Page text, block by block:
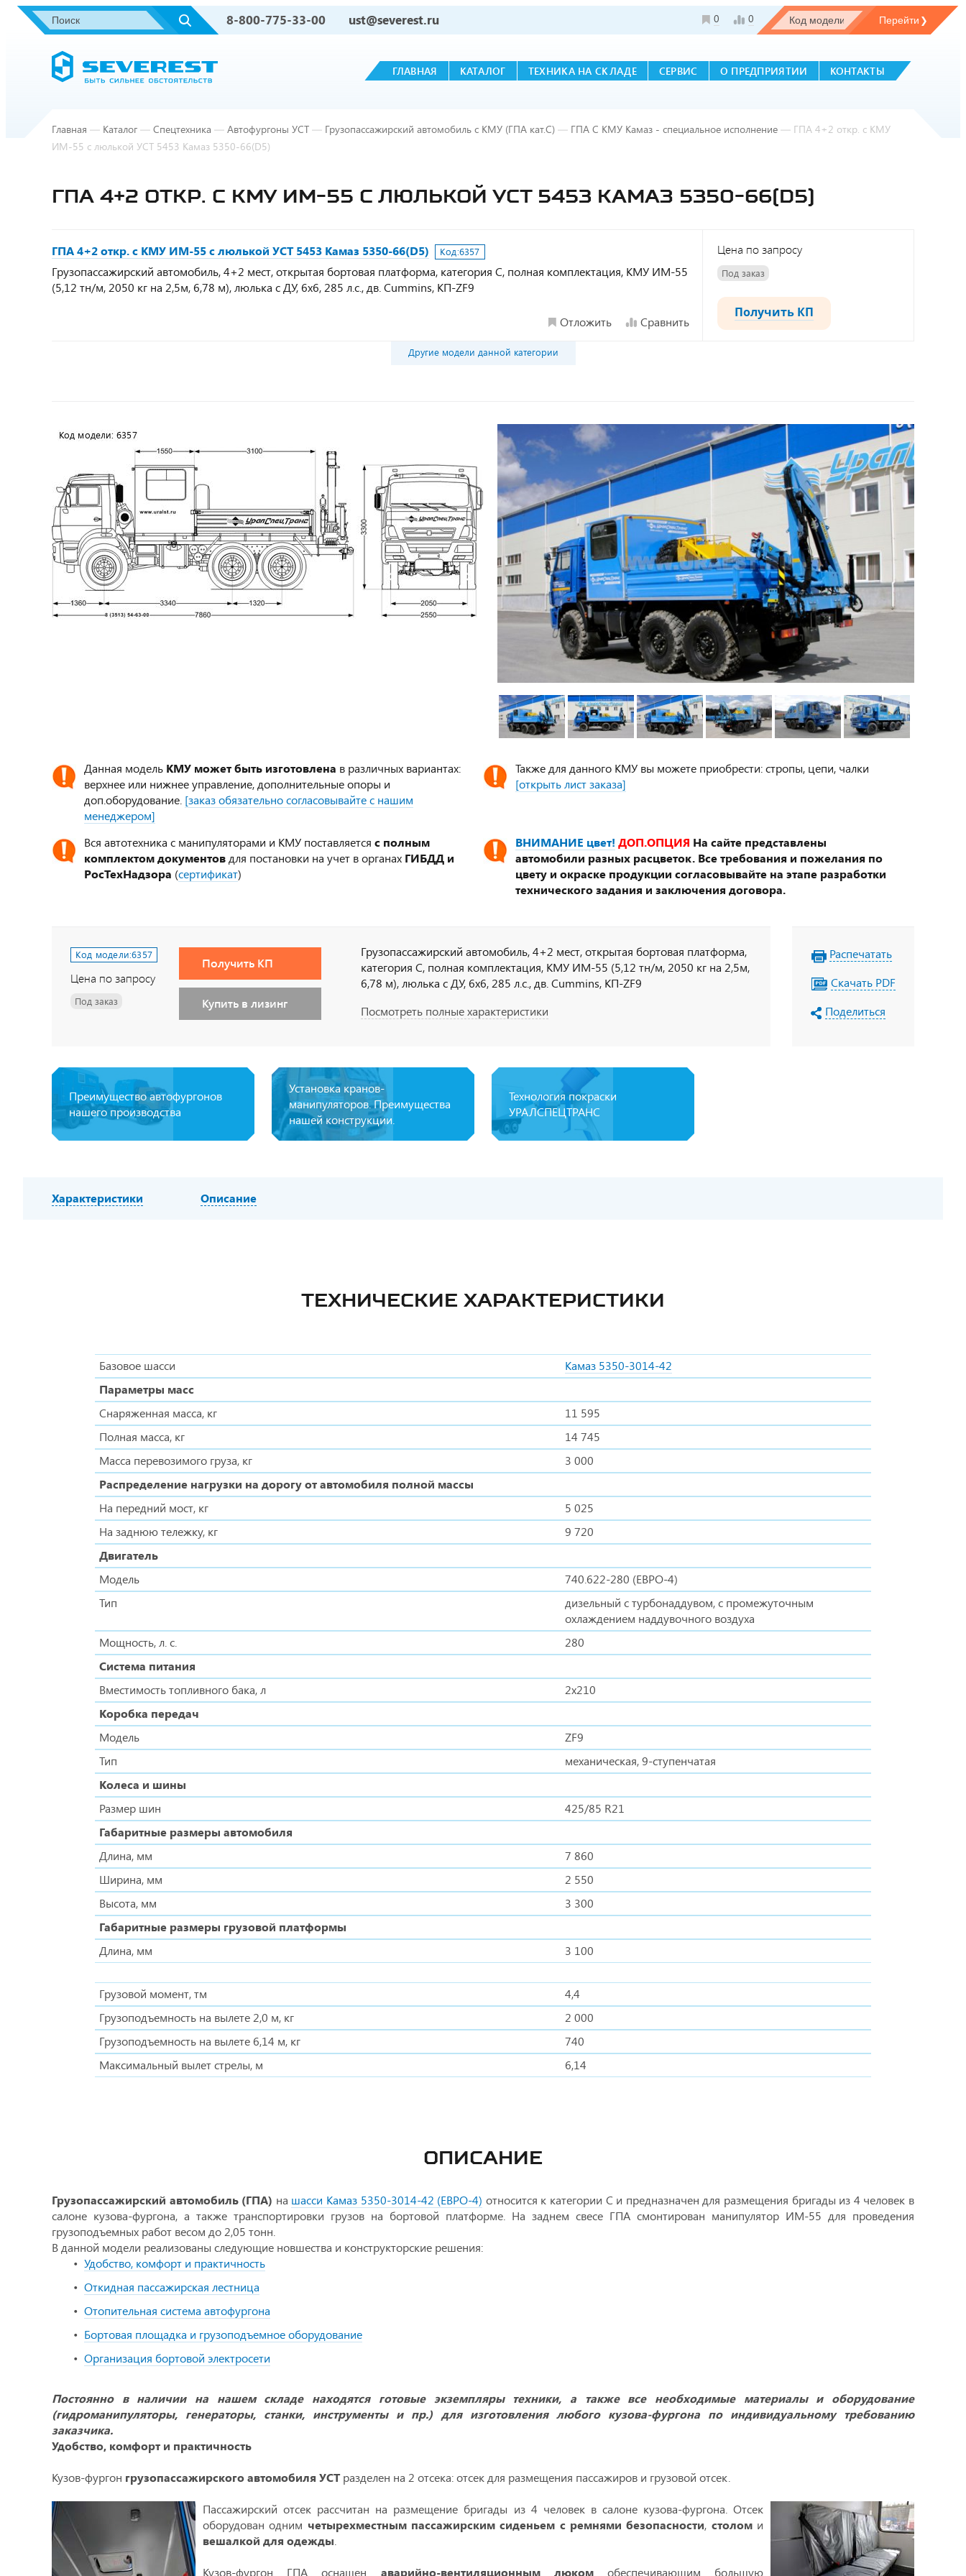
8-800-775-33-00 ust@severest.ru 0 0
ГЛАВНАЯ КАТАЛОГ ТЕХНИКА НА СКЛАДЕ СЕРВИС О ПРЕДПРИЯТИИ КОНТАКТЫ
Главная — Каталог — Спецтехника — Автофургоны УСТ — Грузопассажирский автомобиль с КМУ (ГПА кат.С) — ГПА С КМУ Камаз - специальное исполнение — ГПА 4+2 откр. с КМУ
ИМ-55 с люлькой УСТ 5453 Камаз 5350-66(D5)
ГПА 4+2 ОТКР. С КМУ ИМ-55 С ЛЮЛЬКОЙ УСТ 5453 КАМАЗ 5350-66(D5)
ГПА 4+2 откр. с КМУ ИМ-55 с люлькой УСТ 5453 Камаз 5350-66(D5) Код:6357
Грузопассажирский автомобиль, 4+2 мест, открытая бортовая платформа, категория С, полная комплектация, КМУ ИМ-55
(5,12 тн/м, 2050 кг на 2,5м, 6,78 м), люлька с ДУ, 6х6, 285 л.с., дв. Cummins, КП-ZF9
Отложить Сравнить
Цена по запросу
Под заказ
Получить КП
Другие модели данной категории
Данная модель КМУ может быть изготовлена в различных вариантах:
верхнее или нижнее управление, дополнительные опоры и
доп.оборудование. [заказ обязательно согласовывайте с нашим
менеджером]
Также для данного КМУ вы можете приобрести: стропы, цепи, чалки
[открыть лист заказа]
Вся автотехника с манипуляторами и КМУ поставляется с полным
комплектом документов для постановки на учет в органах ГИБДД и
РосТехНадзора (сертификат)
ВНИМАНИЕ цвет! ДОП.ОПЦИЯ На сайте представлены
автомобили разных расцветок. Все требования и пожелания по
цвету и окраске продукции согласовывайте на этапе разработки
технического задания и заключения договора.
Код модели:6357
Цена по запросу
Под заказ
Получить КП
Купить в лизинг
Грузопассажирский автомобиль, 4+2 мест, открытая бортовая платформа,
категория С, полная комплектация, КМУ ИМ-55 (5,12 тн/м, 2050 кг на 2,5м,
6,78 м), люлька с ДУ, 6х6, 285 л.с., дв. Cummins, КП-ZF9
Посмотреть полные характеристики
Распечатать
Скачать PDF
Поделиться
Преимущество автофургонов
нашего производства
Установка кранов-
манипуляторов. Преимущества
нашей конструкции.
Технология покраски
УРАЛСПЕЦТРАНС
Характеристики Описание
ТЕХНИЧЕСКИЕ ХАРАКТЕРИСТИКИ
Базовое шасси
Камаз 5350-3014-42
Параметры масс
Снаряженная масса, кг
11 595
Полная масса, кг
14 745
Масса перевозимого груза, кг
3 000
Распределение нагрузки на дорогу от автомобиля полной массы
На передний мост, кг
5 025
На заднюю тележку, кг
9 720
Двигатель
Модель
740.622-280 (ЕВРО-4)
Тип
дизельный с турбонаддувом, с промежуточным
охлаждением наддувочного воздуха
Мощность, л. с.
280
Система питания
Вместимость топливного бака, л
2х210
Коробка передач
Модель
ZF9
Тип
механическая, 9-ступенчатая
Колеса и шины
Размер шин
425/85 R21
Габаритные размеры автомобиля
Длина, мм
7 860
Ширина, мм
2 550
Высота, мм
3 300
Габаритные размеры грузовой платформы
Длина, мм
3 100
Грузовой момент, тм
4,4
Грузоподъемность на вылете 2,0 м, кг
2 000
Грузоподъемность на вылете 6,14 м, кг
740
Максимальный вылет стрелы, м
6,14
ОПИСАНИЕ
Грузопассажирский автомобиль (ГПА) на шасси Камаз 5350-3014-42 (ЕВРО-4) относится к категории С и предназначен для размещения бригады из 4 человек в
салоне кузова-фургона, а также транспортировки грузов на бортовой платформе. На заднем свесе ГПА смонтирован манипулятор ИМ-55 для проведения
грузоподъемных работ весом до 2,05 тонн.
В данной модели реализованы следующие новшества и конструкторские решения:
Удобство, комфорт и практичность
Откидная пассажирская лестница
Отопительная система автофургона
Бортовая площадка и грузоподъемное оборудование
Организация бортовой электросети
Постоянно в наличии на нашем складе находятся готовые экземпляры техники, а также все необходимые материалы и оборудование
(гидроманипуляторы, генераторы, станки, инструменты и пр.) для изготовления любого кузова-фургона по индивидуальному требованию
заказчика.
Удобство, комфорт и практичность
Кузов-фургон грузопассажирского автомобиля УСТразделен на 2 отсека: отсек для размещения пассажиров и грузовой отсек.
Пассажирский отсек рассчитан на размещение бригады из 4 человек в салоне кузова-фургона. Отсек
оборудован одним четырехместным пассажирским сиденьем с ремнями безопасности, столоми
вешалкой для одежды
Кузов-фургон ГПА оснащен аварийно-вентиляционным люкомобеспечивающим большую